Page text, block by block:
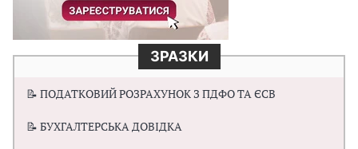
ЗРАЗКИ
📝 ПОДАТКОВИЙ РОЗРАХУНОК З ПДФО ТА ЄСВ
📝 БУХГАЛТЕРСЬКА ДОВІДКА